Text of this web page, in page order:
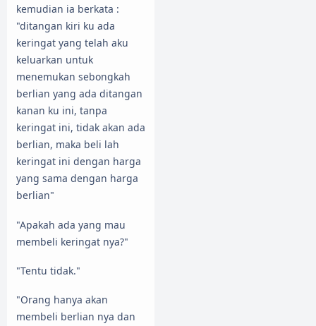
kemudian ia berkata :
"ditangan kiri ku ada
keringat yang telah aku
keluarkan untuk
menemukan sebongkah
berlian yang ada ditangan
kanan ku ini, tanpa
keringat ini, tidak akan ada
berlian, maka beli lah
keringat ini dengan harga
yang sama dengan harga
berlian"
"Apakah ada yang mau
membeli keringat nya?"
"Tentu tidak."
"Orang hanya akan
membeli berlian nya dan